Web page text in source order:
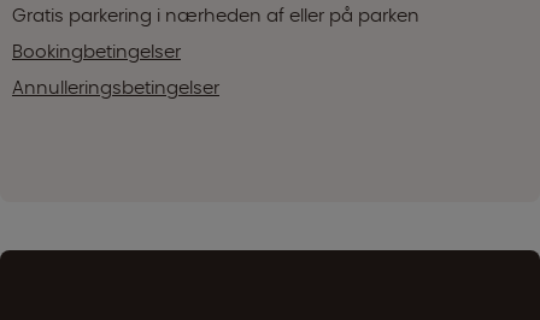
Gratis parkering i nærheden af eller på parken
Bookingbetingelser
Annulleringsbetingelser